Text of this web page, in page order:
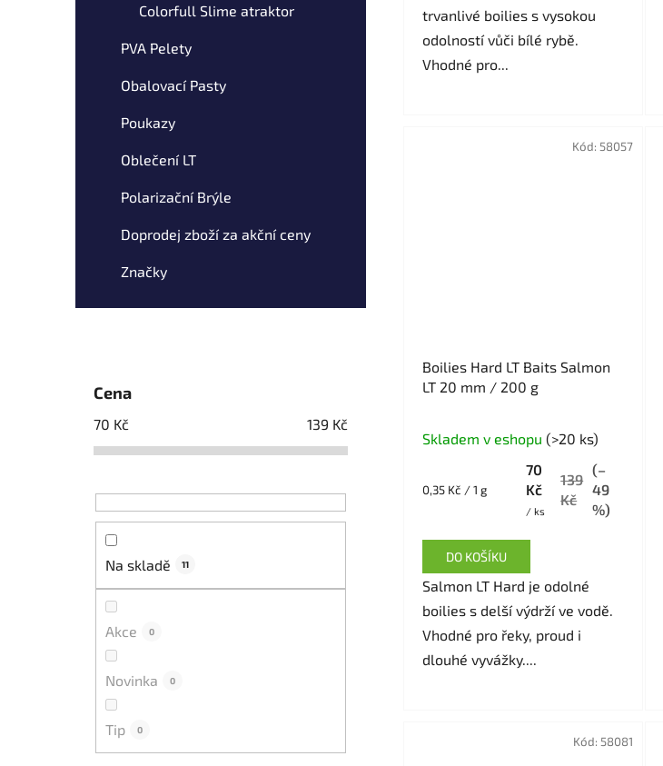
Colorfull Slime atraktor
PVA Pelety
Obalovací Pasty
Poukazy
Oblečení LT
Polarizační Brýle
Doprodej zboží za akční ceny
Značky
Cena
70 Kč 139 Kč
Na skladě 11
Akce 0
Novinka 0
Tip 0
trvanlivé boilies s vysokou
odolností vůči bílé rybě.
Vhodné pro...
Boilies Hard LT Baits Salmon
LT 20 mm / 200 g
hodnocení
produktu
je
5,0
5
hvězdiček.
Skladem v eshopu (>20 ks)
70
Kč
/ ks
139
Kč
(–
49
%)
Měrná
0,35 Kč / 1 g
DO KOŠÍKU
Salmon LT Hard je odolné
boilies s delší výdrží ve vodě.
Vhodné pro řeky, proud i
dlouhé vyvážky....
Kód: 58057
Kód: 58081